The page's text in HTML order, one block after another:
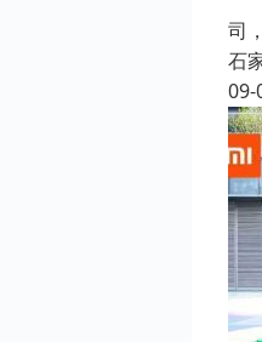
司
石
09-